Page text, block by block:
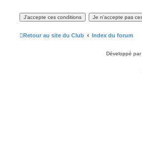
Retour au site du Club Index du forum
Développé par